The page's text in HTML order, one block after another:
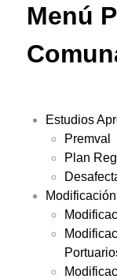
Menú
Estudios
Premval
Plan